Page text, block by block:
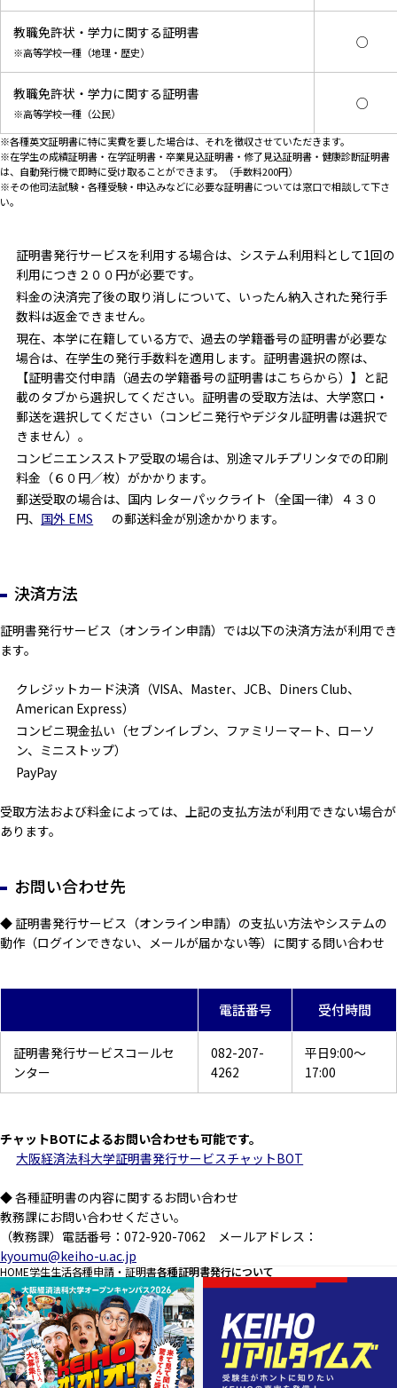
教職免許状・学力に関する証明書
※高等学校一種（地理・歴史）
○
教職免許状・学力に関する証明書
※高等学校一種（公民）
○
※各種英文証明書に特に実費を要した場合は、それを徴収させていただきます。
※在学生の成績証明書・在学証明書・卒業見込証明書・修了見込証明書・健康診断証明書
は、自動発行機で即時に受け取ることができます。（手数料200円）
※その他司法試験・各種受験・申込みなどに必要な証明書については窓口で相談して下さ
い。
証明書発行サービスを利用する場合は、システム利用料として1回の
利用につき２００円が必要です。
料金の決済完了後の取り消しについて、いったん納入された発行手
数料は返金できません。
現在、本学に在籍している方で、過去の学籍番号の証明書が必要な
場合は、在学生の発行手数料を適用します。証明書選択の際は、
【証明書交付申請（過去の学籍番号の証明書はこちらから）】と記
載のタブから選択してください。証明書の受取方法は、大学窓口・
郵送を選択してください（コンビニ発行やデジタル証明書は選択で
きません）。
コンビニエンスストア受取の場合は、別途マルチプリンタでの印刷
料金（６０円／枚）がかかります。
郵送受取の場合は、国内 レターパックライト（全国一律）４３０
円、 国外 EMS の郵送料金が別途かかります。
決済方法
証明書発行サービス（オンライン申請）では以下の決済方法が利用でき
ます。
クレジットカード決済（VISA、Master、JCB、Diners Club、
American Express）
コンビニ現金払い（セブンイレブン、ファミリーマート、ローソ
ン、ミニストップ）
PayPay
受取方法および料金によっては、上記の支払方法が利用できない場合が
あります。
お問い合わせ先
◆ 証明書発行サービス（オンライン申請）の支払い方法やシステムの
動作（ログインできない、メールが届かない等）に関する問い合わせ
電話番号 受付時間
証明書発行サービスコールセ
ンター
082-207-
4262
平日9:00～
17:00
チャットBOTによるお問い合わせも可能です。
大阪経済法科大学証明書発行サービスチャットBOT
◆ 各種証明書の内容に関するお問い合わせ
教務課にお問い合わせください。
（教務課）電話番号：072-920-7062 メールアドレス：
kyoumu@keiho-u.ac.jp
HOME学生生活各種申請・証明書各種証明書発行について